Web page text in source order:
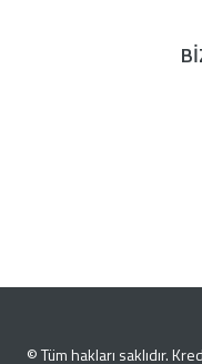
© Tüm hakları saklıdır.